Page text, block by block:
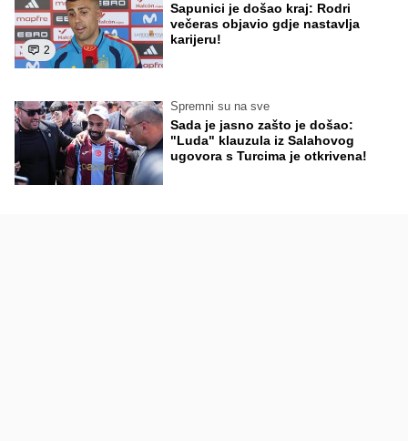
2
Sapunici je došao kraj: Rodri
večeras objavio gdje nastavlja
karijeru!
Spremni su na sve
Sada je jasno zašto je došao:
"Luda" klauzula iz Salahovog
ugovora s Turcima je otkrivena!